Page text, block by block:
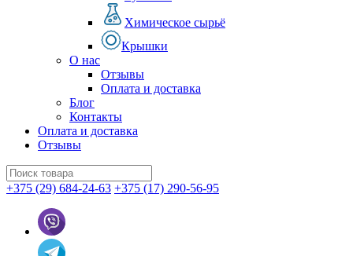
Химическое сырьё
Крышки
О нас
Отзывы
Оплата и доставка
Блог
Контакты
Оплата и доставка
Отзывы
+375 (29) 684-24-63 +375 (17) 290-56-95